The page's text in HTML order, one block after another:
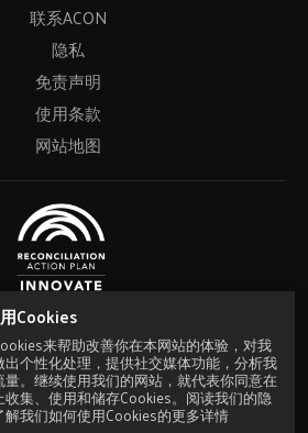
联系ACON
隐私
免责声明
使用条款
网站地图
传统的土地持有者并提醒我们在原住民
原住民的长者尤其是正在浏览此网站的
长者。
的主要资助机构－新南威尔士州卫
通过筹资活动筹集的资金开办。此项工
Cookies
来帮助改善你在本网站的体验，对我
个性化处理，提供社交媒体功能，分析我
。继续使用我们的网站，就代表你同意在
集、使用和储存Cookies。阅读我们的隐
我们如何使用Cookies的更多详情